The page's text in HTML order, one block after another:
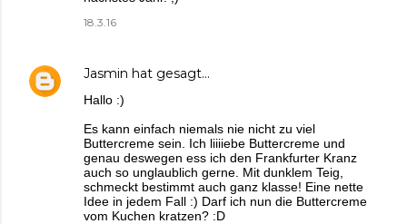
18.3.16
Jasmin hat gesagt…
Hallo :)
Es kann einfach niemals nie nicht zu viel
Buttercreme sein. Ich liiiiebe Buttercreme und
genau deswegen ess ich den Frankfurter Kranz
auch so unglaublich gerne. Mit dunklem Teig,
schmeckt bestimmt auch ganz klasse! Eine nette
Idee in jedem Fall :) Darf ich nun die Buttercreme
vom Kuchen kratzen? :D